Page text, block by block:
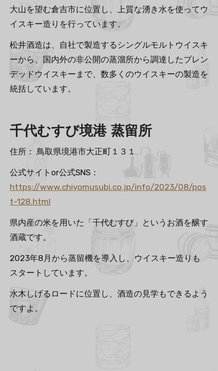
大山を望む倉吉市に位置し、上質な湧き水を使ってウ
イスキー造りを行っています。
松井酒造は、自社で製造するシングルモルトウイスキ
ーから、国内外の非公開の蒸溜所から調達したブレン
デッドウイスキーまで、数多くのウイスキーの製造を
統括しています。
千代むすび境港 蒸留所
住所： 鳥取県境港市大正町１３１
公式サイトor公式SNS：
https://www.chiyomusubi.co.jp/info/2023/08/pos
t-128.html
県内産の米を用いた「千代むすび」というお酒を醸す
酒蔵です。
2023年8月から蒸留機を導入し、ウイスキー造りも
スタートしています。
水木しげるロードに位置し、酒造の見学もできるよう
ですよ。